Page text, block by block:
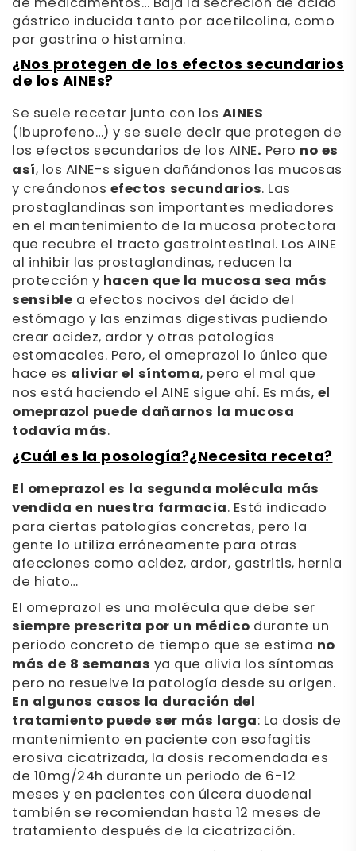
gástrico inducida tanto por acetilcolina, como
por gastrina o histamina.
¿Nos protegen de los efectos secundarios
de los AINEs?
Se suele recetar junto con los AINES
(ibuprofeno…) y se suele decir que protegen de
los efectos secundarios de los AINE. Pero no es
así, los AINE-s siguen dañándonos las mucosas
y creándonos efectos secundarios. Las
prostaglandinas son importantes mediadores
en el mantenimiento de la mucosa protectora
que recubre el tracto gastrointestinal. Los AINE
al inhibir las prostaglandinas, reducen la
protección y hacen que la mucosa sea más
sensible a efectos nocivos del ácido del
estómago y las enzimas digestivas pudiendo
crear acidez, ardor y otras patologías
estomacales. Pero, el omeprazol lo único que
hace es aliviar el síntoma, pero el mal que
nos está haciendo el AINE sigue ahí. Es más,el
omeprazol puede dañarnos la mucosa
todavía más.
¿Cuál es la posología?¿Necesita receta?
El omeprazol es la segunda molécula más
vendida en nuestra farmacia. Está indicado
para ciertas patologías concretas, pero la
gente lo utiliza erróneamente para otras
afecciones como acidez, ardor, gastritis, hernia
de hiato…
El omeprazol es una molécula que debe ser
siempre prescrita por un médico durante un
periodo concreto de tiempo que se estima no
más de 8 semanas ya que alivia los síntomas
pero no resuelve la patología desde su origen.
En algunos casos la duración del
tratamiento puede ser más larga: La dosis de
mantenimiento en paciente con esofagitis
erosiva cicatrizada, la dosis recomendada es
de 10mg/24h durante un periodo de 6-12
meses y en pacientes con úlcera duodenal
también se recomiendan hasta 12 meses de
tratamiento después de la cicatrización.